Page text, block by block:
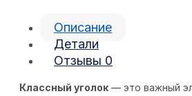
Описание
Детали
Отзывы 0
Классный уголок — это важный